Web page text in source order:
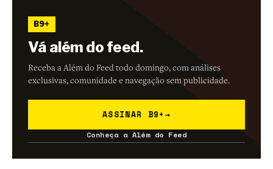
B9+
Vá além do feed.
Receba a Além do Feed todo domingo, com análises
exclusivas, comunidade e navegação sem publicidade.
ASSINAR B9+ →
Conheça a Além do Feed